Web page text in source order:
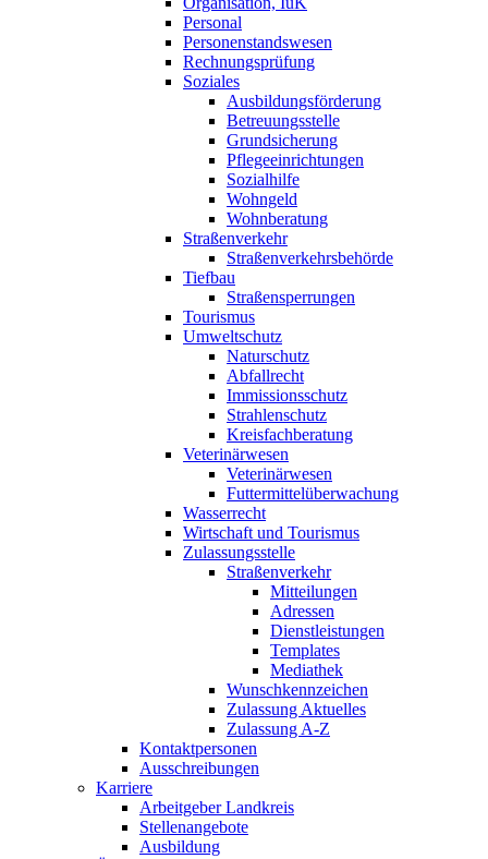
Personal
Personenstandswesen
Rechnungsprüfung
Soziales
Ausbildungsförderung
Betreuungsstelle
Grundsicherung
Pflegeeinrichtungen
Sozialhilfe
Wohngeld
Wohnberatung
Straßenverkehr
Straßenverkehrsbehörde
Tiefbau
Straßensperrungen
Tourismus
Umweltschutz
Naturschutz
Abfallrecht
Immissionsschutz
Strahlenschutz
Kreisfachberatung
Veterinärwesen
Veterinärwesen
Futtermittelüberwachung
Wasserrecht
Wirtschaft und Tourismus
Zulassungsstelle
Straßenverkehr
Mitteilungen
Adressen
Dienstleistungen
Templates
Mediathek
Wunschkennzeichen
Zulassung Aktuelles
Zulassung A-Z
Kontaktpersonen
Ausschreibungen
Karriere
Arbeitgeber Landkreis
Stellenangebote
Ausbildung